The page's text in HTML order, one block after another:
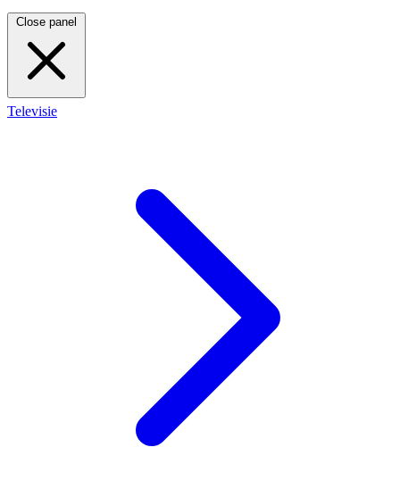
Close panel
Televisie